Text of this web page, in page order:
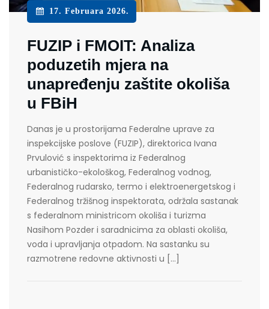
17. Februara 2026.
FUZIP i FMOIT: Analiza
poduzetih mjera na
unapređenju zaštite okoliša
u FBiH
Danas je u prostorijama Federalne uprave za
inspekcijske poslove (FUZIP), direktorica Ivana
Prvulović s inspektorima iz Federalnog
urbanističko-ekološkog, Federalnog vodnog,
Federalnog rudarsko, termo i elektroenergetskog i
Federalnog tržišnog inspektorata, održala sastanak
s federalnom ministricom okoliša i turizma
Nasihom Pozder i saradnicima za oblasti okoliša,
voda i upravljanja otpadom. Na sastanku su
razmotrene redovne aktivnosti u […]